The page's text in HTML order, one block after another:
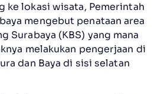
ke lokasi wisata, Pemerintah
mengebut penataan area
Surabaya (KBS) yang mana
melakukan pengerjaan di
dan Baya di sisi selatan